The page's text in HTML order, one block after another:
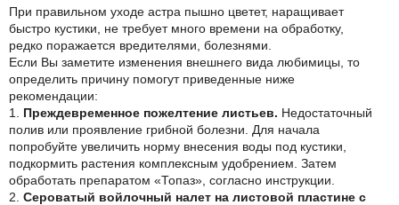
При правильном уходе астра пышно цветет, наращивает
быстро кустики, не требует много времени на обработку,
редко поражается вредителями, болезнями.
Если Вы заметите изменения внешнего вида любимицы, то
определить причину помогут приведенные ниже
рекомендации:
1. Преждевременное пожелтение листьев. Недостаточный
полив или проявление грибной болезни. Для начала
попробуйте увеличить норму внесения воды под кустики,
подкормить растения комплексным удобрением. Затем
обработать препаратом «Топаз», согласно инструкции.
2. Сероватый войлочный налет на листовой пластине с